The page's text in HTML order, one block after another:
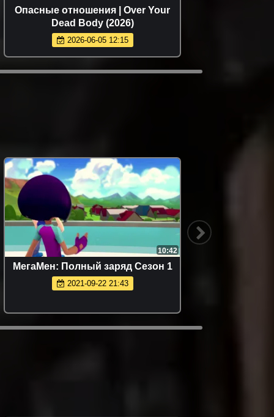
Опасные отношения | Over Your
Dead Body (2026)
2026-06-05 12:15
10:42
МегаМен: Полный заряд Сезон 1
2021-09-22 21:43